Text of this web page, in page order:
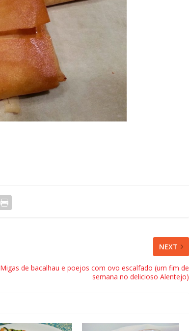
NEXT
Migas de bacalhau e poejos com ovo escalfado (um fim de
semana no delicioso Alentejo)